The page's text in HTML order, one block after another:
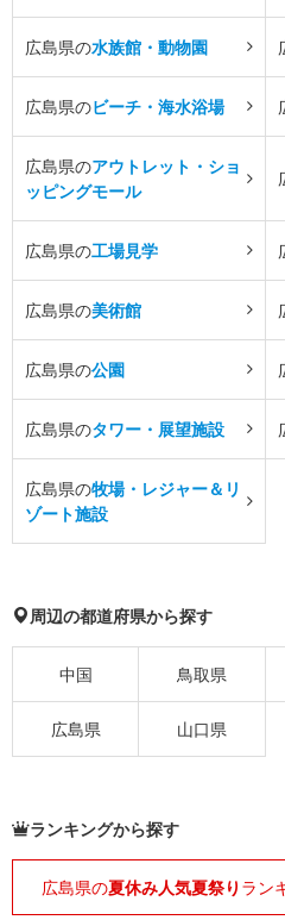
広島県の水族館・動物園
広島県のビーチ・海水浴場
広島県のアウトレット・ショ
ッピングモール
広島県の工場見学
広島県の美術館
広島県の公園
広島県のタワー・展望施設
広島県の牧場・レジャー＆リ
ゾート施設
周辺の都道府県から探す
中国 鳥取県
広島県 山口県
ランキングから探す
広島県の夏休み人気夏祭り ラン